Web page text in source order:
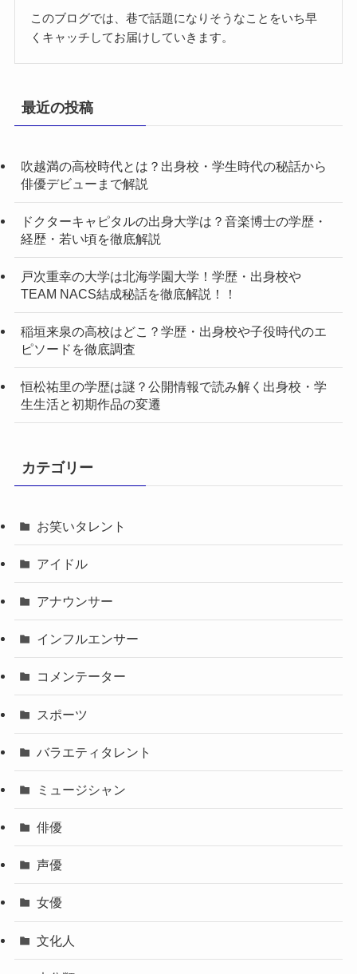
このブログでは、巷で話題になりそうなことをいち早
くキャッチしてお届けしていきます。
最近の投稿
吹越満の高校時代とは？出身校・学生時代の秘話から
俳優デビューまで解説
ドクターキャピタルの出身大学は？音楽博士の学歴・
経歴・若い頃を徹底解説
戸次重幸の大学は北海学園大学！学歴・出身校や
TEAM NACS結成秘話を徹底解説！！
稲垣来泉の高校はどこ？学歴・出身校や子役時代のエ
ピソードを徹底調査
恒松祐里の学歴は謎？公開情報で読み解く出身校・学
生生活と初期作品の変遷
カテゴリー
お笑いタレント
アイドル
アナウンサー
インフルエンサー
コメンテーター
スポーツ
バラエティタレント
ミュージシャン
俳優
声優
女優
文化人